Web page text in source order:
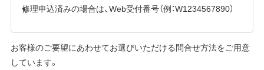
修理申込済みの場合は、Web受付番号（例：W1234567890）
お客様のご要望にあわせてお選びいただける問合せ方法をご用意
しています。